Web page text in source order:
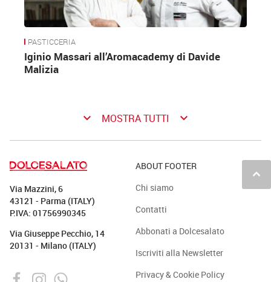
PASTICCERIA
Iginio Massari all’Aromacademy di Davide
Malizia
keyboard_arrow_down MOSTRA TUTTI keyboard_arrow_down
keyboard_arrow_up
Via Mazzini, 6
43121 - Parma (ITALY)
P.IVA: 01756990345
Via Giuseppe Pecchio, 14
20131 - Milano (ITALY)
ABOUT FOOTER
Chi siamo
Contatti
Abbonati a Dolcesalato
Iscriviti alla Newsletter
Privacy & Cookie Policy